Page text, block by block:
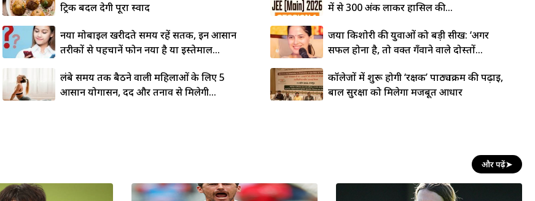
ट्रिक बदल देगी पूरा स्वाद
नया मोबाइल खरीदते समय रहें सतर्क, इन आसान
तरीकों से पहचानें फोन नया है या इस्तेमाल...
लंबे समय तक बैठने वाली महिलाओं के लिए 5
आसान योगासन, दर्द और तनाव से मिलेगी...
में से 300 अंक लाकर हासिल की...
जया किशोरी की युवाओं को बड़ी सीख: ‘अगर
सफल होना है, तो वक्त गँवाने वाले दोस्तों...
कॉलेजों में शुरू होगी ‘रक्षक’ पाठ्यक्रम की पढ़ाई,
बाल सुरक्षा को मिलेगा मजबूत आधार
और पढ़ें➤